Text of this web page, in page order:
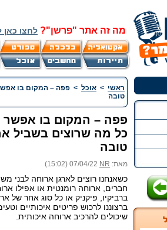
מה זה אתר "פרשן"? לחצו כאן
ראשי > אוכל > פפה – המקום בו
טובה
פפה – המקום בו אפשר
כל מה שרוצים בשביל
טובה
מאת: NR
07/04/22 (15:02)
כשאנחנו רוצים לארגן ארוחה לבני
חברים, ארוחה רומנטית או אפילו
ברביקיו, פיקניק או כל סוג אחר של
ברצוננו לרכוש פריטים איכותיים
שיכולים להרכיב ארוחה איכותית.